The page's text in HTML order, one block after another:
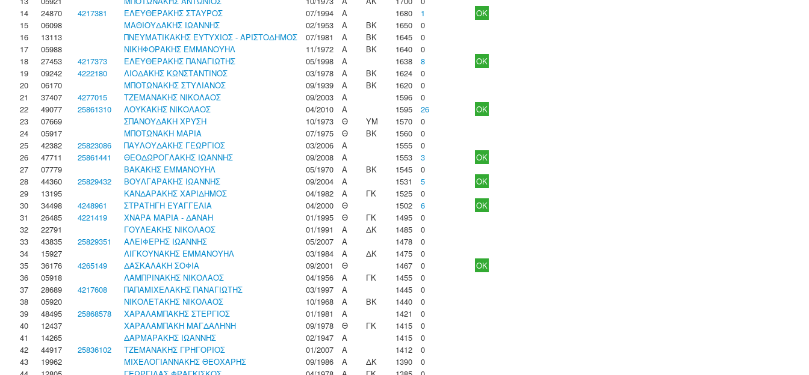
14
24870 4217381 ΕΛΕΥΘΕΡΑΚΗΣ ΣΤΑΥΡΟΣ 07/1994 Α 1680 1
OK
15
06098 ΜΑΘΙΟΥΔΑΚΗΣ ΙΩΑΝΝΗΣ 02/1953 Α ΒΚ 1650
0
16
13113 ΠΝΕΥΜΑΤΙΚΑΚΗΣ ΕΥΤΥΧΙΟΣ - ΑΡΙΣΤΟΔΗΜΟΣ 07/1981 Α ΒΚ 1645
0
17
05988 ΝΙΚΗΦΟΡΑΚΗΣ ΕΜΜΑΝΟΥΗΛ 11/1972 Α ΒΚ 1640
0
18
27453 4217373 ΕΛΕΥΘΕΡΑΚΗΣ ΠΑΝΑΓΙΩΤΗΣ 05/1998 Α 1638 8
OK
19
09242 4222180 ΛΙΟΔΑΚΗΣ ΚΩΝΣΤΑΝΤΙΝΟΣ 03/1978 Α ΒΚ 1624
0
20
06170 ΜΠΟΤΩΝΑΚΗΣ ΣΤΥΛΙΑΝΟΣ 09/1939 Α ΒΚ 1620
0
21
37407 4277015 ΤΖΕΜΑΝΑΚΗΣ ΝΙΚΟΛΑΟΣ 09/2003 Α 1596
0
22
49077 25861310 ΛΟΥΚΑΚΗΣ ΝΙΚΟΛΑΟΣ 04/2010 Α 1595 26
OK
23
07669 ΣΠΑΝΟΥΔΑΚΗ ΧΡΥΣΗ 10/1973 Θ ΥΜ 1570
0
24
05917 ΜΠΟΤΩΝΑΚΗ ΜΑΡΙΑ 07/1975 Θ ΒΚ 1560
0
25
42382 25823086 ΠΑΥΛΟΥΔΑΚΗΣ ΓΕΩΡΓΙΟΣ 03/2006 Α 1555
0
26
47711 25861441 ΘΕΟΔΩΡΟΓΛΑΚΗΣ ΙΩΑΝΝΗΣ 09/2008 Α 1553 3
OK
27
07779 ΒΑΚΑΚΗΣ ΕΜΜΑΝΟΥΗΛ 05/1970 Α ΒΚ 1545
0
28
44360 25829432 ΒΟΥΛΓΑΡΑΚΗΣ ΙΩΑΝΝΗΣ 09/2004 Α 1531 5
OK
29
13195 ΚΑΝΔΑΡΑΚΗΣ ΧΑΡΙΔΗΜΟΣ 04/1982 Α ΓΚ 1525
0
30
34498 4248961 ΣΤΡΑΤΗΓΗ ΕΥΑΓΓΕΛΙΑ 04/2000 Θ 1502 6
OK
31
26485 4221419 ΧΝΑΡΑ ΜΑΡΙΑ - ΔΑΝΑΗ 01/1995 Θ ΓΚ 1495
0
32
22791 ΓΟΥΛΕΑΚΗΣ ΝΙΚΟΛΑΟΣ 01/1991 Α ΔΚ 1485
0
33
43835 25829351 ΑΛΕΙΦΕΡΗΣ ΙΩΑΝΝΗΣ 05/2007 Α 1478
0
34
15927 ΛΙΓΚΟΥΝΑΚΗΣ ΕΜΜΑΝΟΥΗΛ 03/1984 Α ΔΚ 1475
0
35
36176 4265149 ΔΑΣΚΑΛΑΚΗ ΣΟΦΙΑ 09/2001 Θ 1467 0
OK
36
05918 ΛΑΜΠΡΙΝΑΚΗΣ ΝΙΚΟΛΑΟΣ 04/1956 Α ΓΚ 1455
0
37
28689 4217608 ΠΑΠΑΜΙΧΕΛΑΚΗΣ ΠΑΝΑΓΙΩΤΗΣ 03/1997 Α 1445
0
38
05920 ΝΙΚΟΛΕΤΑΚΗΣ ΝΙΚΟΛΑΟΣ 10/1968 Α ΒΚ 1440
0
39
48495 25868578 ΧΑΡΑΛΑΜΠΑΚΗΣ ΣΤΕΡΓΙΟΣ 01/1981 Α 1421
0
40
12437 ΧΑΡΑΛΑΜΠΑΚΗ ΜΑΓΔΑΛΗΝΗ 09/1978 Θ ΓΚ 1415
0
41
14265 ΔΑΡΜΑΡΑΚΗΣ ΙΩΑΝΝΗΣ 02/1947 Α 1415
0
42
44917 25836102 ΤΖΕΜΑΝΑΚΗΣ ΓΡΗΓΟΡΙΟΣ 01/2007 Α 1412
0
43
19962 ΜΙΧΕΛΟΓΙΑΝΝΑΚΗΣ ΘΕΟΧΑΡΗΣ 09/1986 Α ΔΚ 1390
0